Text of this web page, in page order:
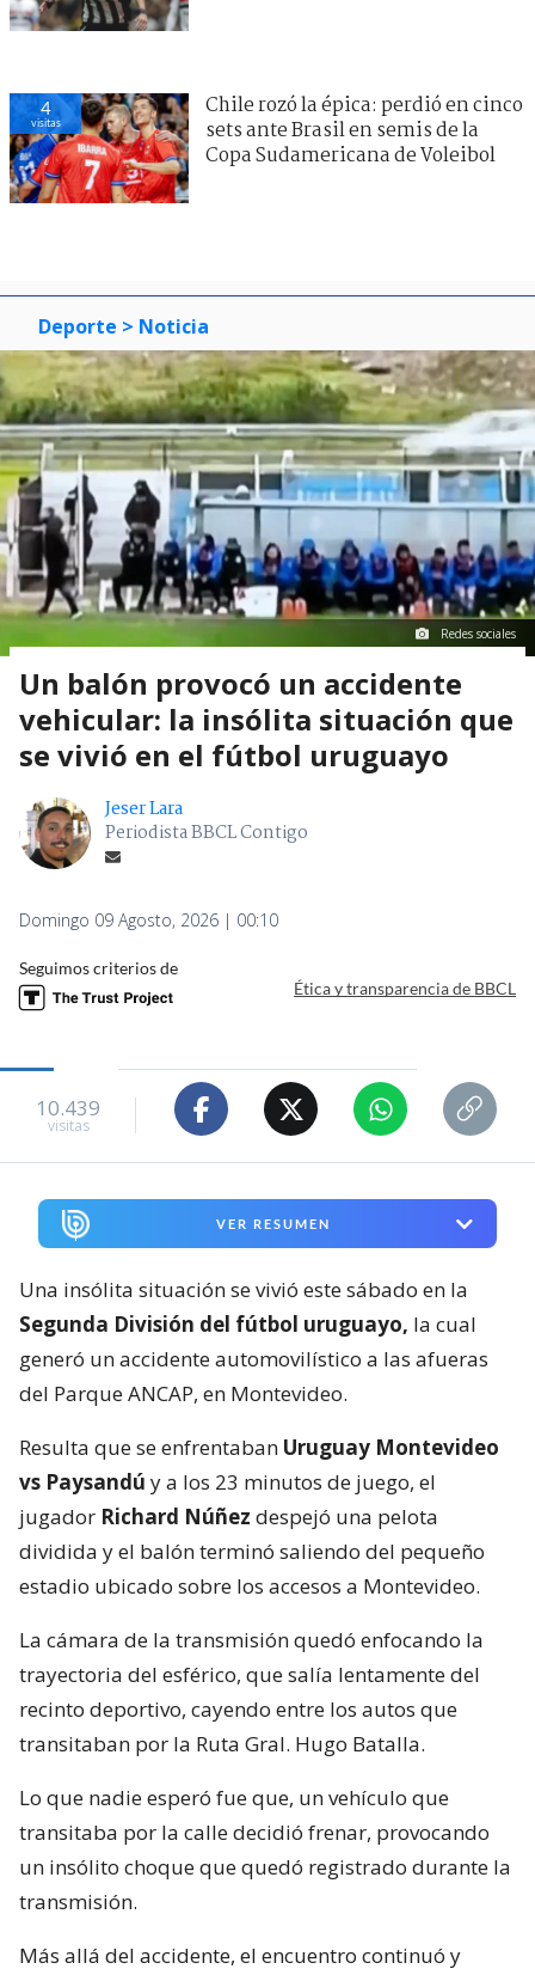
4
visitas
Chile rozó la épica: perdió en cinco
sets ante Brasil en semis de la
Copa Sudamericana de Voleibol
Deporte > Noticia
Redes sociales
Un balón provocó un accidente
vehicular: la insólita situación que
se vivió en el fútbol uruguayo
Jeser Lara
Periodista BBCL Contigo
Domingo 09 Agosto, 2026 | 00:10
Seguimos criterios de
Ética y transparencia de BBCL
10.439
visitas
VER RESUMEN
Una insólita situación se vivió este sábado en la
Segunda División del fútbol uruguayo, la cual
generó un accidente automovilístico a las afueras
del Parque ANCAP, en Montevideo.
Resulta que se enfrentaban Uruguay Montevideo
vs Paysandú y a los 23 minutos de juego, el
jugador Richard Núñez despejó una pelota
dividida y el balón terminó saliendo del pequeño
estadio ubicado sobre los accesos a Montevideo.
La cámara de la transmisión quedó enfocando la
trayectoria del esférico, que salía lentamente del
recinto deportivo, cayendo entre los autos que
transitaban por la Ruta Gral. Hugo Batalla.
Lo que nadie esperó fue que, un vehículo que
transitaba por la calle decidió frenar, provocando
un insólito choque que quedó registrado durante la
transmisión.
Más allá del accidente, el encuentro continuó y